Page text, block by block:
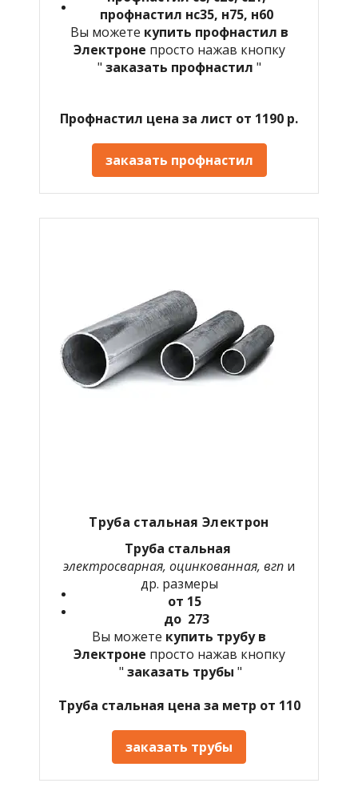
профнастил нс35, н75, н60
Вы можете купить профнастил в
Электроне просто нажав кнопку
" заказать профнастил "
Профнастил цена за лист от 1190 р.
заказать профнастил
Труба стальная Электрон
Труба стальная
электросварная, оцинкованная, вгп и
др. размеры
от 15
до 273
Вы можете купить трубу в
Электроне просто нажав кнопку
" заказать трубы "
Труба стальная цена за метр от 110
заказать трубы